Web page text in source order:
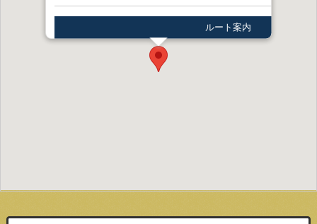
ルート案内